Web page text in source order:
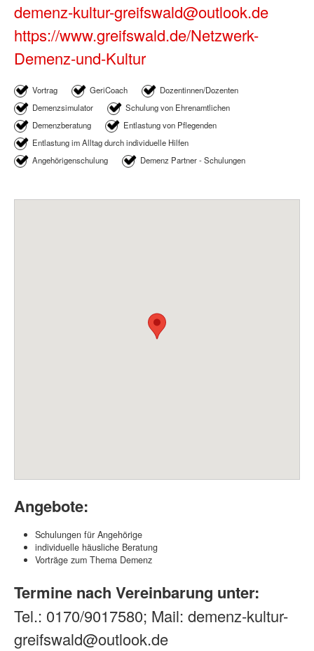
demenz-kultur-greifswald@outlook.de
https://www.greifswald.de/Netzwerk-
Demenz-und-Kultur
Vortrag GeriCoach
Dozentinnen/Dozenten
Demenzsimulator
Schulung von Ehrenamtlichen
Demenzberatung
Entlastung von Pflegenden
Entlastung im Alltag durch individuelle Hilfen
Angehörigenschulung
Demenz Partner - Schulungen
Angebote:
Schulungen für Angehörige
individuelle häusliche Beratung
Vorträge zum Thema Demenz
Termine nach Vereinbarung unter:
Tel.: 0170/9017580; Mail: demenz-kultur-
greifswald@outlook.de